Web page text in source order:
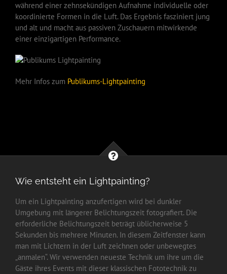
während einer zehnsekündigen Aufnahme individuelle oder
koordinierte Formen in die Luft. Das Ergebnis fasziniert jung
und alt und macht aus passiven Zuschauern mitwirkende
einer einzigartigen Performance.
Mehr Infos zum Publikums-Lightpainting
Wie entsteht ein Lightpainting?
Um ein Lightpainting anzufertigen wird bei dunkler
Umgebung mit längerer Belichtungszeit fotografiert. Die
erforderliche Belichtungszeit beträgt üblicherweise 5
Sekunden bis mehrere Minuten. In diesem Zeitfenster kann
man mit Lichtern in der Luft zeichnen oder unbewegtes
„anmalen“. Wir verwenden neueste Technik um ihre um die
Gäste ihres Events mit dieser klassischen Fototechnik zu